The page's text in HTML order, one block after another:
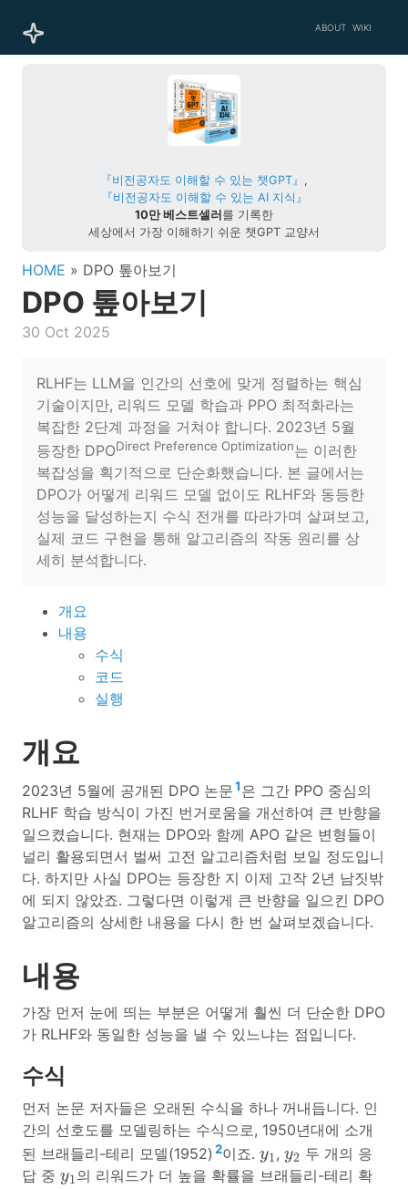
ABOUT WIKI
『비전공자도 이해할 수 있는 챗GPT』 ,
『비전공자도 이해할 수 있는 AI 지식』
10만 베스트셀러 를 기록한
세상에서 가장 이해하기 쉬운 챗GPT 교양서
HOME » DPO 톺아보기
DPO 톺아보기
30 Oct 2025
RLHF는 LLM을 인간의 선호에 맞게 정렬하는 핵심
기술이지만, 리워드 모델 학습과 PPO 최적화라는
복잡한 2단계 과정을 거쳐야 합니다. 2023년 5월
등장한 DPODirect Preference Optimization는 이러한
복잡성을 획기적으로 단순화했습니다. 본 글에서는
DPO가 어떻게 리워드 모델 없이도 RLHF와 동등한
성능을 달성하는지 수식 전개를 따라가며 살펴보고,
실제 코드 구현을 통해 알고리즘의 작동 원리를 상
세히 분석합니다.
개요
내용
수식
코드
실행
개요
2023년 5월에 공개된 DPO 논문1은 그간 PPO 중심의
RLHF 학습 방식이 가진 번거로움을 개선하여 큰 반향을
일으켰습니다. 현재는 DPO와 함께 APO 같은 변형들이
널리 활용되면서 벌써 고전 알고리즘처럼 보일 정도입니
다. 하지만 사실 DPO는 등장한 지 이제 고작 2년 남짓밖
에 되지 않았죠. 그렇다면 이렇게 큰 반향을 일으킨 DPO
알고리즘의 상세한 내용을 다시 한 번 살펴보겠습니다.
내용
가장 먼저 눈에 띄는 부분은 어떻게 훨씬 더 단순한 DPO
가 RLHF와 동일한 성능을 낼 수 있느냐는 점입니다.
수식
먼저 논문 저자들은 오래된 수식을 하나 꺼내듭니다. 인
간의 선호도를 모델링하는 수식으로, 1950년대에 소개
된 브래들리-테리 모델(1952) 2이죠. y1
y1 , y2
y2 두 개의 응
답 중 y1
y1 의 리워드가 더 높을 확률을 브래들리-테리 확